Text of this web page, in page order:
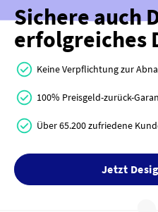
Sichere auch
erfolgreiches
Keine Verpflichtung zur
100% Preisgeld-zurück-
Über 65.200 zufriedene
Jetzt